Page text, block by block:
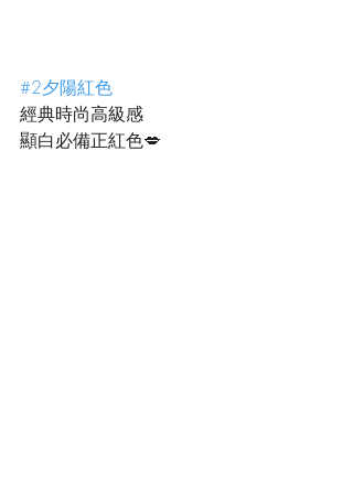
#2夕陽紅色
經典時尚高級感
顯白必備正紅色💋